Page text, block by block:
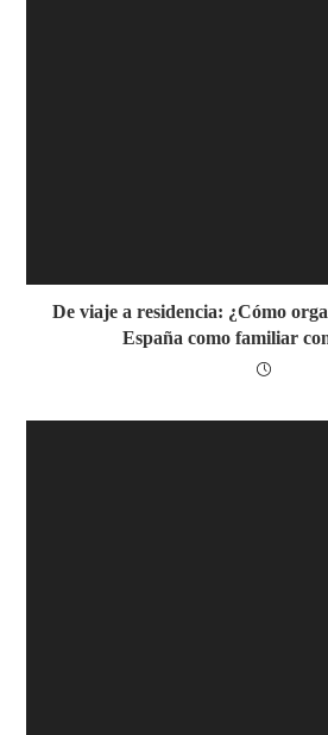
De viaje a residencia: ¿Cómo
España como familiar